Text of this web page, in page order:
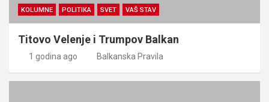
KOLUMNE POLITIKA SVET VAŠ STAV
Titovo Velenje i Trumpov Balkan
1 godina ago Balkanska Pravila